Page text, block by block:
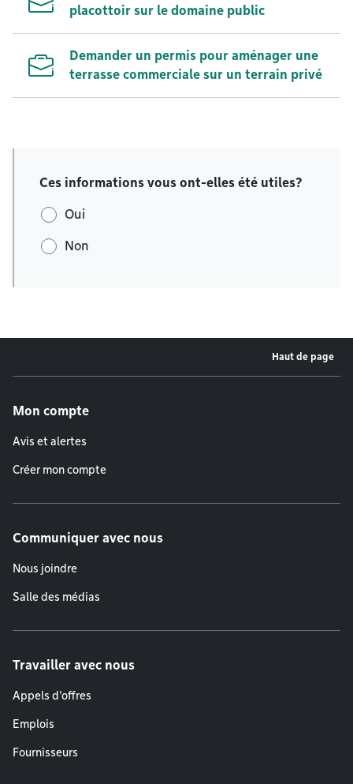
placottoir sur le domaine public
Demander un permis pour aménager une
terrasse commerciale sur un terrain privé
Ces informations vous ont-elles été utiles?
Oui
Non
Haut de page
Mon compte
Avis et alertes
Créer mon compte
Communiquer avec nous
Nous joindre
Salle des médias
Travailler avec nous
Appels d'offres
Emplois
Fournisseurs